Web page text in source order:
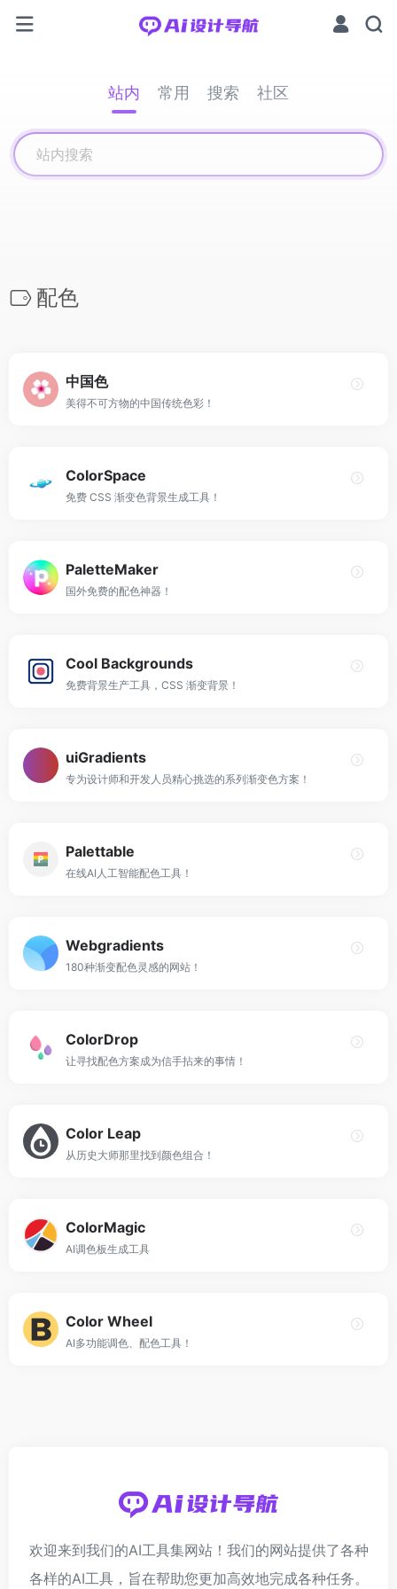
站内 常用 搜索 社区
配色
中国色
美得不可方物的中国传统色彩！
ColorSpace
免费 CSS 渐变色背景生成工具！
PaletteMaker
国外免费的配色神器！
Cool Backgrounds
免费背景生产工具，CSS 渐变背景！
uiGradients
专为设计师和开发人员精心挑选的系列渐变色方案！
Palettable
在线AI人工智能配色工具！
Webgradients
180种渐变配色灵感的网站！
ColorDrop
让寻找配色方案成为信手拈来的事情！
Color Leap
从历史大师那里找到颜色组合！
ColorMagic
AI调色板生成工具
Color Wheel
AI多功能调色、配色工具！
欢迎来到我们的AI工具集网站！我们的网站提供了各种
各样的AI工具，旨在帮助您更加高效地完成各种任务。